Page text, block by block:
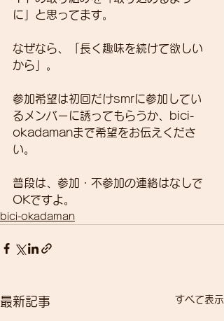
に」と思ってます。
なぜなら、「長く趣味を続けて欲しい
から」。
参加希望は初回だけsmrに参加してい
るメンバーに誘ってもらうか、bici-
okadamanまで希望をお伝えくださ
い。
普段は、参加・不参加の連絡はなしで
OKですよ。
bici-okadaman
最新記事 すべて表示